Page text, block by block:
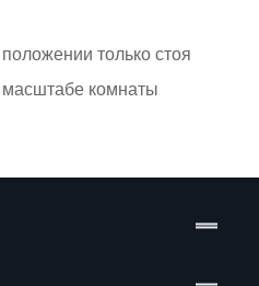
только стоя
масштабе комнаты